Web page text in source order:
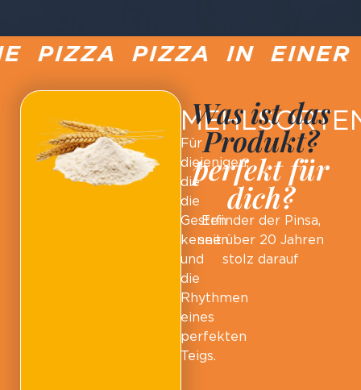
PIZZA PIZZA IN EINER
Für
diejenigen,
die
die
Gesten
kennen
und
die
Rhythmen
eines
perfekten
Teigs.
Was ist das
Produkt?
perfekt für
dich?
Erfinder der Pinsa,
seit über 20 Jahren
stolz darauf